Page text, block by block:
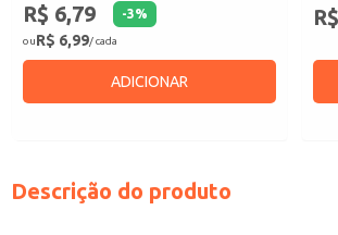
R$ 6,79 -3%
ouR$ 6,99/ cada
ADICIONAR
Descrição do produto